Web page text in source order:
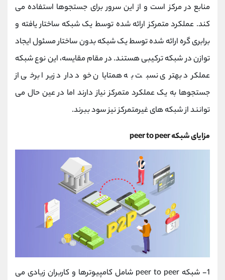
منابع در مرکز است و از این سرور برای جستجوها استفاده می
کند. عملکرد متمرکز ارائه شده توسط یک شبکه ساختار یافته و
برابری گره ارائه شده توسط یک شبکه بدون ساختار مسئول ایجاد
توازن در شبکه ترکیبی هستند. در مقام مقایسه، این نوع شبکه
عملکرد بهتری نسبت به همتایان خود دارد زیرا برخی از
جستجوها به یک عملکرد متمرکز نیاز دارند اما در عین حال می
توانند از شبکه های غیرمتمرکز نیز سود ببرند.
مزایای شبکه peer to peer
1- شبکه‌ peer to peer شامل کامپیوترها و کاربران زیادی می